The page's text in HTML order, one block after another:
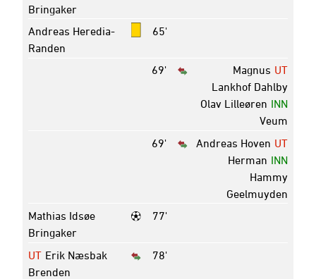
Bringaker
65'
Andreas Heredia-
Randen
69'
UT
Magnus
Lankhof Dahlby
INN
Olav Lilleøren
Veum
69'
UT
Andreas Hoven
INN
Herman
Hammy
Geelmuyden
77'
Mathias Idsøe
Bringaker
78'
UT Erik Næsbak
Brenden